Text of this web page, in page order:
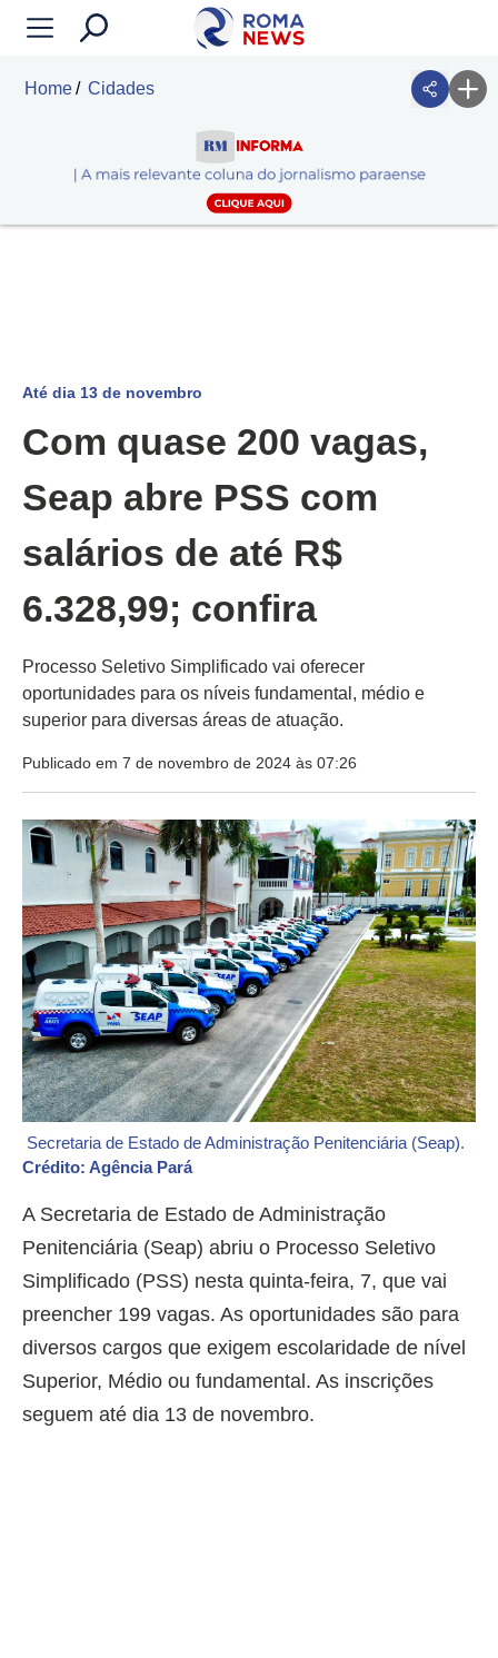
Home Cidades
Até dia 13 de novembro
Com quase 200 vagas,
Seap abre PSS com
salários de até R$
6.328,99; confira
Processo Seletivo Simplificado vai oferecer
oportunidades para os níveis fundamental, médio e
superior para diversas áreas de atuação.
Publicado em 7 de novembro de 2024 às 07:26
Secretaria de Estado de Administração Penitenciária (Seap).
Crédito: Agência Pará
A Secretaria de Estado de Administração
Penitenciária (Seap) abriu o Processo Seletivo
Simplificado (PSS) nesta quinta-feira, 7, que vai
preencher 199 vagas. As oportunidades são para
diversos cargos que exigem escolaridade de nível
Superior, Médio ou fundamental. As inscrições
seguem até dia 13 de novembro.